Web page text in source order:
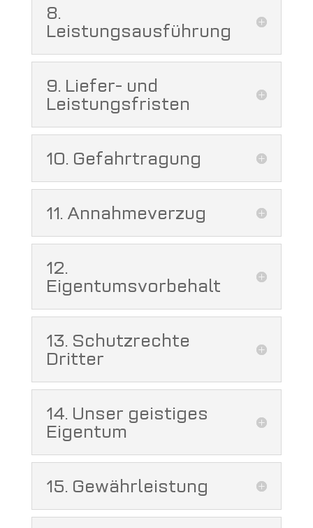
8.
Leistungsausführung
9. Liefer- und
Leistungsfristen
10. Gefahrtragung
11. Annahmeverzug
12.
Eigentumsvorbehalt
13. Schutzrechte
Dritter
14. Unser geistiges
Eigentum
15. Gewährleistung